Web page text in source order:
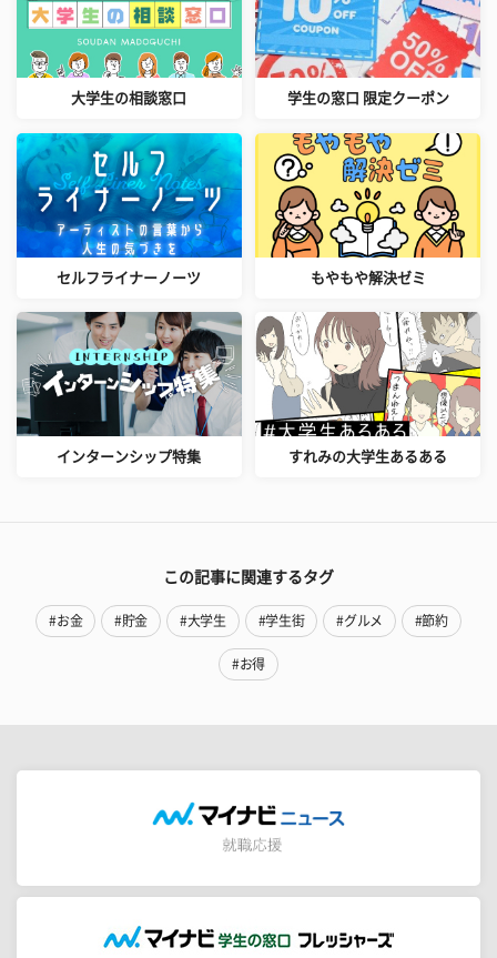
大学生の相談窓口 学生の窓口 限定クーポン
セルフライナーノーツ もやもや解決ゼミ
インターンシップ特集 すれみの大学生あるある
この記事に関連するタグ
#お金 #貯金 #大学生 #学生街 #グルメ #節約
#お得